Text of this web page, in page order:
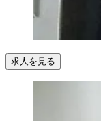
求人を見る